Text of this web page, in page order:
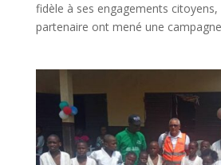
fidèle à ses engagements citoyens,
partenaire ont mené une